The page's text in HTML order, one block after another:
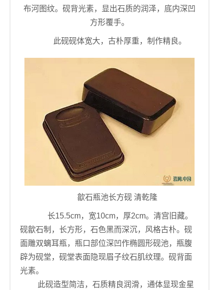
布河图纹。砚背光素，显出石质的润泽，底内深凹
方形覆手。
此砚砚体宽大，古朴厚重，制作精良。
歙石瓶池长方砚 清乾隆
长15.5cm，宽10cm，厚2cm。清宫旧藏。
砚歙石制，长方形，石色黑而深沉，风格古朴。砚
面雕双螭耳瓶，瓶口部位深凹作椭圆形砚池，瓶腹
辟为砚堂，砚堂表面隐现眉子纹石肌纹理。砚背面
光素。
此砚造型简洁，石质精良润滑，通体显现金星